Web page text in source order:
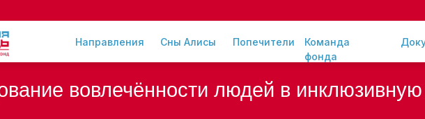
Направления Сны Алисы Попечители
Команда
фонда
вовлечённости людей в инклюзивную